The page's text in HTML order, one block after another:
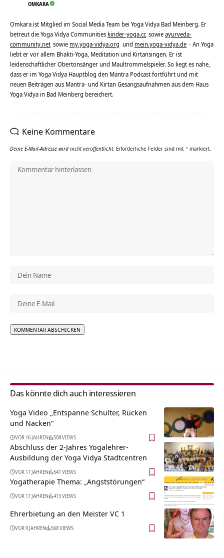
OMKARA
Omkara ist Mitglied im Social Media Team bei Yoga Vidya Bad Meinberg. Er
betreut die Yoga Vidya Communities kinder-yoga.cc sowieayurveda-
community.net sowie my.yoga-vidya.org und mein.yoga-vidya.de - An Yoga
liebt er vor allem Bhakti-Yoga, Meditation und Kirtansingen. Er ist
leidenschaftlicher Obertonsänger und Maultrommelspieler. So liegt es nahe,
dass er im Yoga Vidya Hauptblog den Mantra Podcast fortführt und mit
neuen Beiträgen aus Mantra- und Kirtan Gesangsaufnahmen aus dem Haus
Yoga Vidya in Bad Meinberg bereichert.
Keine Kommentare
Deine E-Mail-Adresse wird nicht veröffentlicht. Erforderliche Felder sind mit * markiert.
Das könnte dich auch interessieren
Yoga Video „Entspanne Schulter, Rücken
und Nacken“
VOR 16 JAHREN 508 VIEWS
Abschluss der 2-Jahres Yogalehrer-
Ausbildung der Yoga Vidya Stadtcentren
VOR 17 JAHREN 541 VIEWS
Yogatherapie Thema: „Angststörungen“
VOR 17 JAHREN 413 VIEWS
Ehrerbietung an den Meister VC 1
VOR 9 JAHREN 568 VIEWS